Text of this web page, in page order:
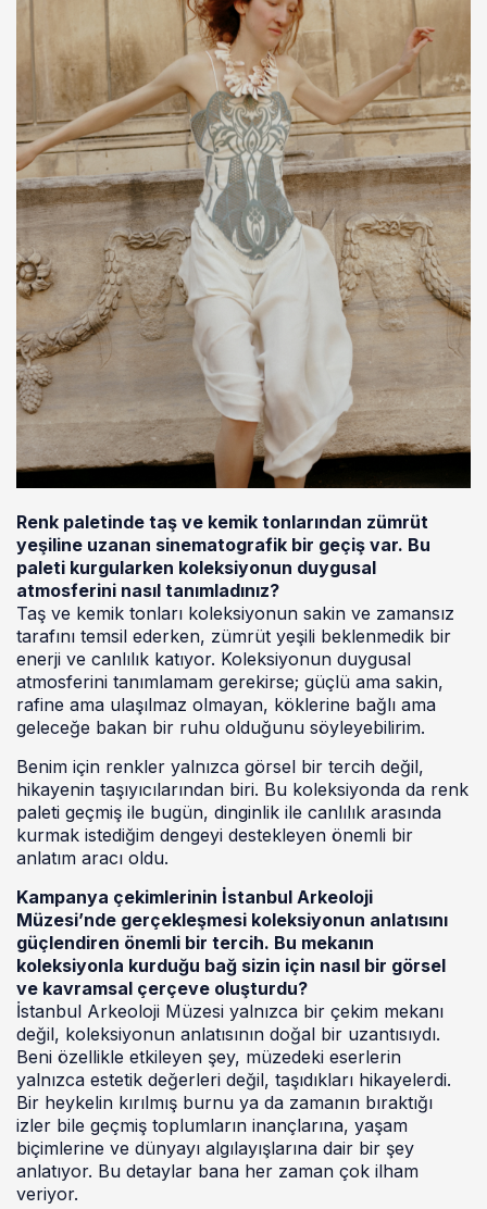
Renk paletinde taş ve kemik tonlarından zümrüt
yeşiline uzanan sinematografik bir geçiş var. Bu
paleti kurgularken koleksiyonun duygusal
atmosferini nasıl tanımladınız?
Taş ve kemik tonları koleksiyonun sakin ve zamansız
tarafını temsil ederken, zümrüt yeşili beklenmedik bir
enerji ve canlılık katıyor. Koleksiyonun duygusal
atmosferini tanımlamam gerekirse; güçlü ama sakin,
rafine ama ulaşılmaz olmayan, köklerine bağlı ama
geleceğe bakan bir ruhu olduğunu söyleyebilirim.
Benim için renkler yalnızca görsel bir tercih değil,
hikayenin taşıyıcılarından biri. Bu koleksiyonda da renk
paleti geçmiş ile bugün, dinginlik ile canlılık arasında
kurmak istediğim dengeyi destekleyen önemli bir
anlatım aracı oldu.
Kampanya çekimlerinin İstanbul Arkeoloji
Müzesi’nde gerçekleşmesi koleksiyonun anlatısını
güçlendiren önemli bir tercih. Bu mekanın
koleksiyonla kurduğu bağ sizin için nasıl bir görsel
ve kavramsal çerçeve oluşturdu?
İstanbul Arkeoloji Müzesi yalnızca bir çekim mekanı
değil, koleksiyonun anlatısının doğal bir uzantısıydı.
Beni özellikle etkileyen şey, müzedeki eserlerin
yalnızca estetik değerleri değil, taşıdıkları hikayelerdi.
Bir heykelin kırılmış burnu ya da zamanın bıraktığı
izler bile geçmiş toplumların inançlarına, yaşam
biçimlerine ve dünyayı algılayışlarına dair bir şey
anlatıyor. Bu detaylar bana her zaman çok ilham
veriyor.